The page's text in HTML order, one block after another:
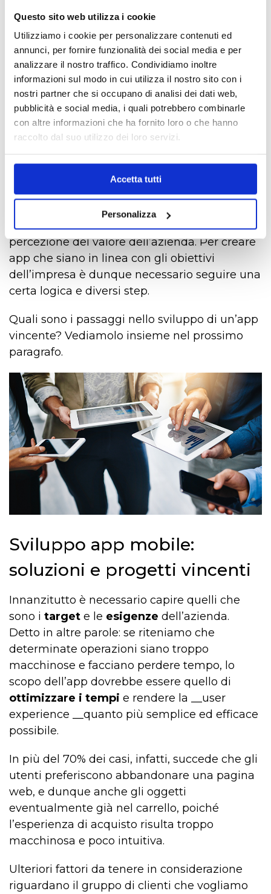
Questo sito web utilizza i cookie
Utilizziamo i cookie per personalizzare contenuti ed
annunci, per fornire funzionalità dei social media e per
analizzare il nostro traffico. Condividiamo inoltre
informazioni sul modo in cui utilizza il nostro sito con i
nostri partner che si occupano di analisi dei dati web,
pubblicità e social media, i quali potrebbero combinarle
con altre informazioni che ha fornito loro o che hanno
raccolto dal suo utilizzo dei loro servizi.
Accetta tutti
Personalizza
Spesso si pensa erroneamente che solo le
grandi aziende abbiano il potere di creare app
mobile personalizzate. Al contrario, secondo la
nostra esperienza qualsiasi attività, che sia di
piccole o medie dimensioni, è in grado di
realizzare la propria app contribuendo alla
crescita della propria azienda!
Quando scarichiamo un’app la prima cosa
che facciamo è associare una determinata
icona ad una determinata azienda: questo è il
primo passo su cui si fonda la cosiddetta
brand awarenesse che aumenta la
percezione del valore dell’azienda. Per creare
app che siano in linea con gli obiettivi
dell’impresa è dunque necessario seguire una
certa logica e diversi step.
Quali sono i passaggi nello sviluppo di un’app
vincente? Vediamolo insieme nel prossimo
paragrafo.
Sviluppo app mobile:
soluzioni e progetti vincenti
Innanzitutto è necessario capire quelli che
sono i target e le esigenze dell’azienda.
Detto in altre parole: se riteniamo che
determinate operazioni siano troppo
macchinose e facciano perdere tempo, lo
scopo dell’app dovrebbe essere quello di
ottimizzare i tempi e rendere la __user
experience __quanto più semplice ed efficace
possibile.
In più del 70% dei casi, infatti, succede che gli
utenti preferiscono abbandonare una pagina
web, e dunque anche gli oggetti
eventualmente già nel carrello, poiché
l’esperienza di acquisto risulta troppo
macchinosa e poco intuitiva.
Ulteriori fattori da tenere in considerazione
riguardano il gruppo di clienti che vogliamo